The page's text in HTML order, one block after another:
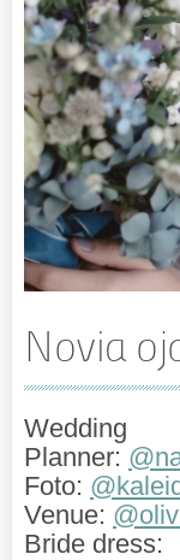
Novia
Wedding
Planner:
Foto:
Venue:
Bride dress: